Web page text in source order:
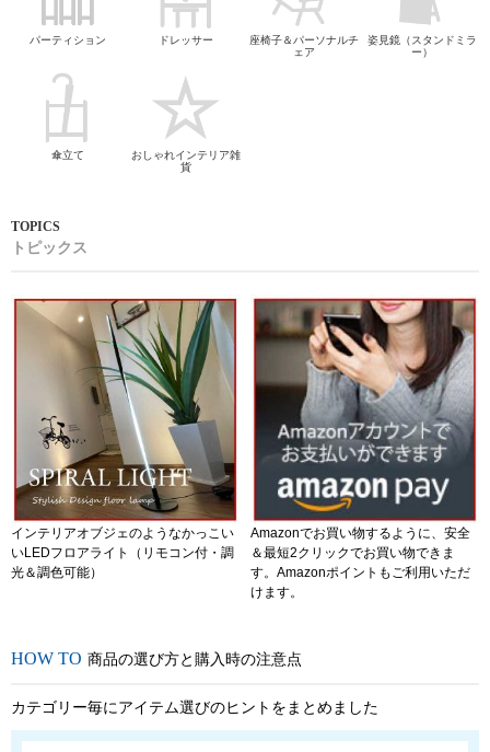
パーティション ドレッサー
座椅子＆パーソナルチ
ェア
姿見鏡（スタンドミラ
ー）
傘立て
おしゃれインテリア雑
貨
トピックス
インテリアオブジェのようなかっこい
いLEDフロアライト（リモコン付・調
光＆調色可能）
Amazonでお買い物するように、安全
＆最短2クリックでお買い物できま
す。Amazonポイントもご利用いただ
けます。
商品の選び方と購入時の注意点
カテゴリー毎にアイテム選びのヒントをまとめました